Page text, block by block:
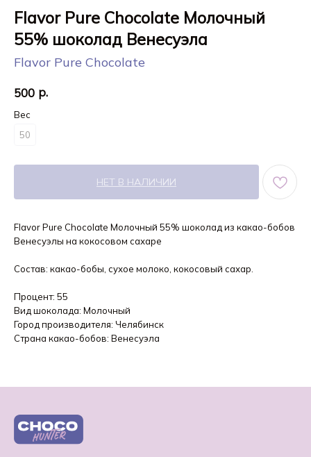
Flavor Pure Chocolate Молочный
55% шоколад Венесуэла
Flavor Pure Chocolate
500 р.
Вес
50
НЕТ В НАЛИЧИИ
Flavor Pure Chocolate Молочный 55% шоколад из какао-бобов
Венесуэлы на кокосовом сахаре
Состав: какао-бобы, сухое молоко, кокосовый сахар.
Процент: 55
Вид шоколада: Молочный
Город производителя: Челябинск
Страна какао-бобов: Венесуэла